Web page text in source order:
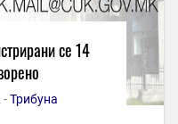
се 14
-Трибуна